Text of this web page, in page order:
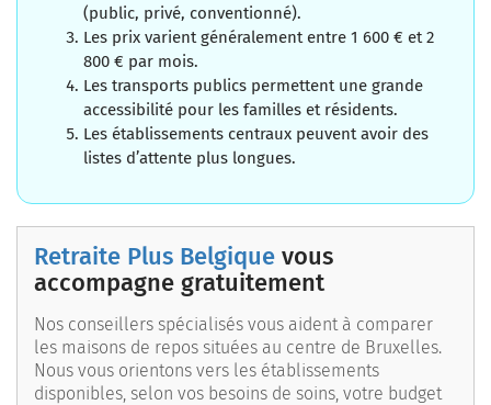
(public, privé, conventionné).
Les prix varient généralement entre 1 600 € et 2
800 € par mois.
Les transports publics permettent une grande
accessibilité pour les familles et résidents.
Les établissements centraux peuvent avoir des
listes d’attente plus longues.
Retraite Plus Belgique vous
accompagne gratuitement
Nos conseillers spécialisés vous aident à comparer
les maisons de repos situées au centre de Bruxelles.
Nous vous orientons vers les établissements
disponibles, selon vos besoins de soins, votre budget